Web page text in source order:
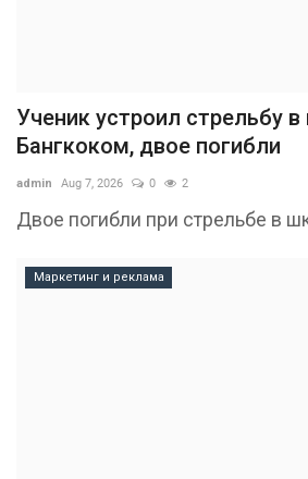
Ученик устроил стрельбу
Бангкоком, двое погибли
admin Aug 7, 2026 0 2
Двое погибли при стрельбе в
Маркетинг и реклама